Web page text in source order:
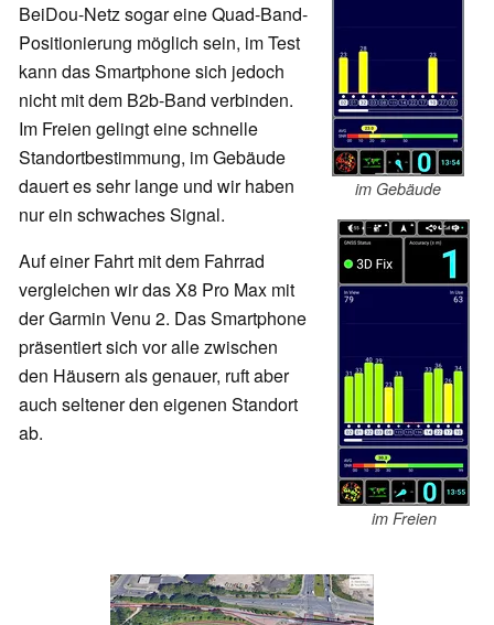
im Gebäude
im Freien
BeiDou-Netz sogar eine Quad-Band-
Positionierung möglich sein, im Test
kann das Smartphone sich jedoch
nicht mit dem B2b-Band verbinden.
Im Freien gelingt eine schnelle
Standortbestimmung, im Gebäude
dauert es sehr lange und wir haben
nur ein schwaches Signal.
Auf einer Fahrt mit dem Fahrrad
vergleichen wir das X8 Pro Max mit
der Garmin Venu 2. Das Smartphone
präsentiert sich vor alle zwischen
den Häusern als genauer, ruft aber
auch seltener den eigenen Standort
ab.